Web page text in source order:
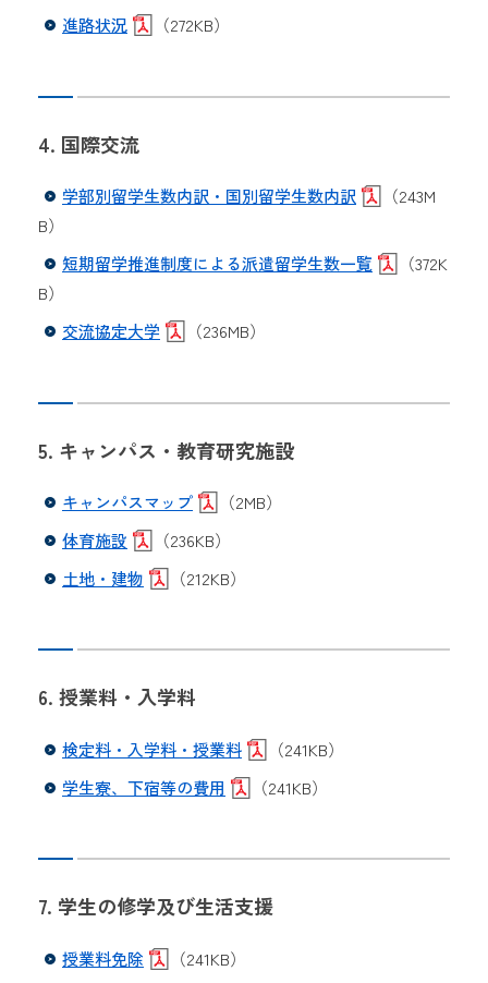
進路状況
（272KB）
4. 国際交流
学部別留学生数内訳・国別留学生数内訳
（243M
B）
短期留学推進制度による派遣留学生数一覧
（372K
B）
交流協定大学
（236MB）
5. キャンパス・教育研究施設
キャンパスマップ
（2MB）
体育施設
（236KB）
土地・建物
（212KB）
6. 授業料・入学料
検定料・入学料・授業料
（241KB）
学生寮、下宿等の費用
（241KB）
7. 学生の修学及び生活支援
授業料免除
（241KB）